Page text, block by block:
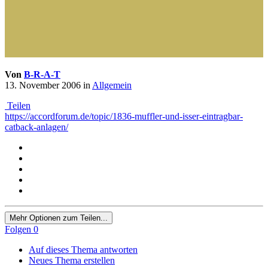
Von B-R-A-T
13. November 2006 in Allgemein
Teilen
https://accordforum.de/topic/1836-muffler-und-isser-eintragbar-
catback-anlagen/
Mehr Optionen zum Teilen...
Folgen 0
Auf dieses Thema antworten
Neues Thema erstellen